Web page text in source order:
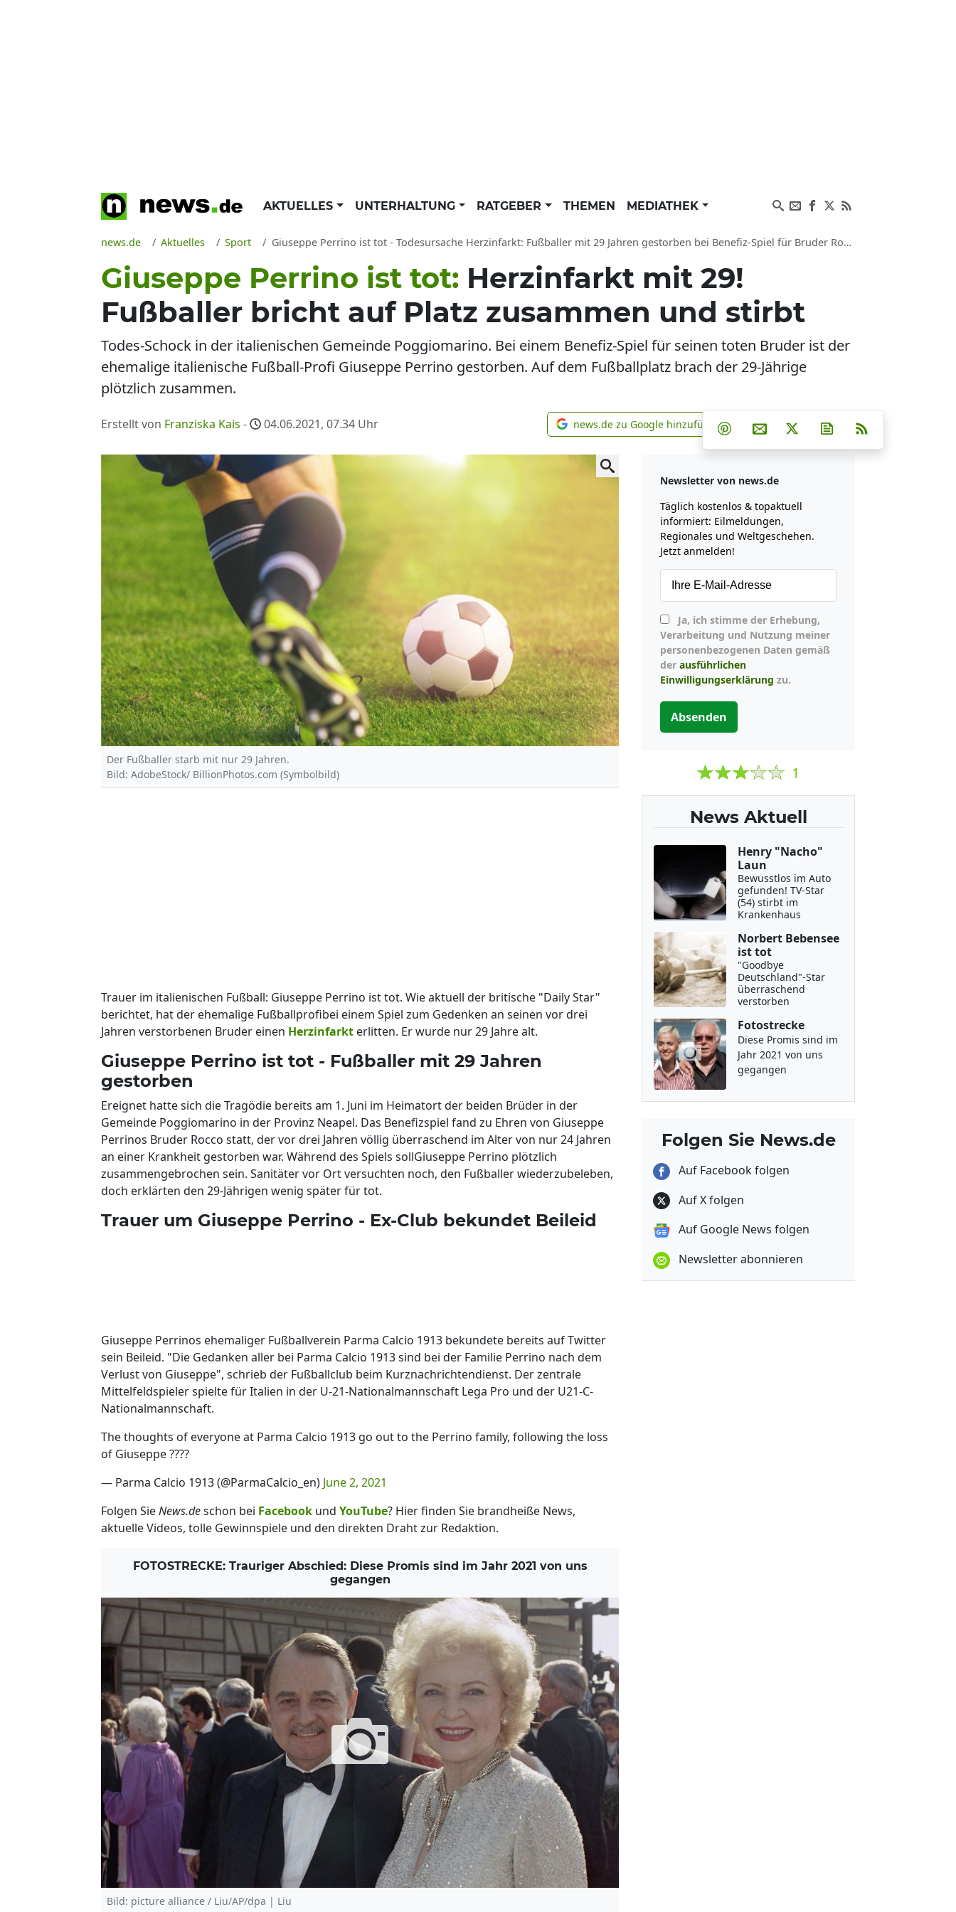
AKTUELLES UNTERHALTUNG RATGEBER THEMEN MEDIATHEK
news.de Aktuelles Sport Giuseppe Perrino ist tot - Todesursache Herzinfarkt: Fußballer mit 29 Jahren gestorben bei Benefiz-Spiel für Bruder Rocco
Giuseppe Perrino ist tot: Herzinfarkt mit 29!
Fußballer bricht auf Platz zusammen und stirbt
Todes-Schock in der italienischen Gemeinde Poggiomarino. Bei einem Benefiz-Spiel für seinen toten Bruder ist der
ehemalige italienische Fußball-Profi Giuseppe Perrino gestorben. Auf dem Fußballplatz brach der 29-Jährige
plötzlich zusammen.
Erstellt von Franziska Kais - 04.06.2021, 07.34 Uhr news.de zu Google hinzufügen
news.de zu Google hinzufügen Teilen auf Facebook
Teilen auf Whatsapp
Teilen auf Telegram
Teilen auf Pinterest
Per E-Mail teilen
Post auf XNewsletter
Der Fußballer starb mit nur 29 Jahren.
Bild: AdobeStock/ BillionPhotos.com (Symbolbild)
Trauer im italienischen Fußball: Giuseppe Perrino ist tot. Wie aktuell der britische "Daily Star"
berichtet, hat der ehemalige Fußballprofibei einem Spiel zum Gedenken an seinen vor drei
Jahren verstorbenen Bruder einen Herzinfarkt erlitten. Er wurde nur 29 Jahre alt.
Giuseppe Perrino ist tot - Fußballer mit 29 Jahren
gestorben
Ereignet hatte sich die Tragödie bereits am 1. Juni im Heimatort der beiden Brüder in der
Gemeinde Poggiomarino in der Provinz Neapel. Das Benefizspiel fand zu Ehren von Giuseppe
Perrinos Bruder Rocco statt, der vor drei Jahren völlig überraschend im Alter von nur 24 Jahren
an einer Krankheit gestorben war. Während des Spiels sollGiuseppe Perrino plötzlich
zusammengebrochen sein. Sanitäter vor Ort versuchten noch, den Fußballer wiederzubeleben,
doch erklärten den 29-Jährigen wenig später für tot.
Trauer um Giuseppe Perrino - Ex-Club bekundet Beileid
Giuseppe Perrinos ehemaliger Fußballverein Parma Calcio 1913 bekundete bereits auf Twitter
sein Beileid. "Die Gedanken aller bei Parma Calcio 1913 sind bei der Familie Perrino nach dem
Verlust von Giuseppe", schrieb der Fußballclub beim Kurznachrichtendienst. Der zentrale
Mittelfeldspieler spielte für Italien in der U-21-Nationalmannschaft Lega Pro und der U21-C-
Nationalmannschaft.
The thoughts of everyone at Parma Calcio 1913 go out to the Perrino family, following the loss
of Giuseppe ????
— Parma Calcio 1913 (@ParmaCalcio_en) June 2, 2021
Folgen SieNews.deschon bei Facebook und YouTube? Hier finden Sie brandheiße News,
aktuelle Videos, tolle Gewinnspiele und den direkten Draht zur Redaktion.
FOTOSTRECKE: Trauriger Abschied: Diese Promis sind im Jahr 2021 von uns
gegangen
Bild: picture alliance / Liu/AP/dpa | Liu
Newsletter von news.de
Täglich kostenlos & topaktuell
informiert: Eilmeldungen,
Regionales und Weltgeschehen.
Jetzt anmelden!
Verarbeitung und Nutzung meiner
personenbezogenen Daten gemäß
der ausführlichen
Einwilligungserklärung zu.
Absenden
1
News Aktuell
Henry "Nacho"
Laun
Bewusstlos im Auto
gefunden! TV-Star
(54) stirbt im
Krankenhaus
Norbert Bebensee
ist tot
"Goodbye
Deutschland"-Star
überraschend
verstorben
Fotostrecke
Diese Promis sind im
Jahr 2021 von uns
gegangen
Folgen Sie News.de
Auf Facebook folgen
Auf X folgen
Auf Google News folgen
Newsletter abonnieren